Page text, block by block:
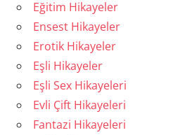
Eğitim Hikayeler
Ensest Hikayeler
Erotik Hikayeler
Eşli Hikayeler
Eşli Sex Hikayeleri
Evli Çift Hikayeleri
Fantazi Hikayeleri